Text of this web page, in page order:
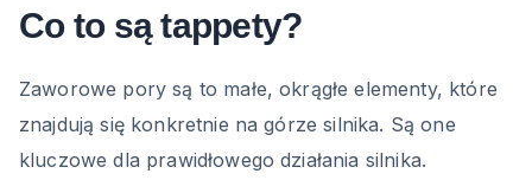
Co to są tappety?
Zaworowe pory są to małe, okrągłe elementy, które
znajdują się konkretnie na górze silnika. Są one
kluczowe dla prawidłowego działania silnika.